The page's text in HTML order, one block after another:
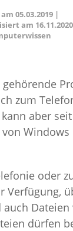
am05.03.2019 |
am 16.11.2020
zum
aber
oder
Verfügung,
Dateien
dürfen